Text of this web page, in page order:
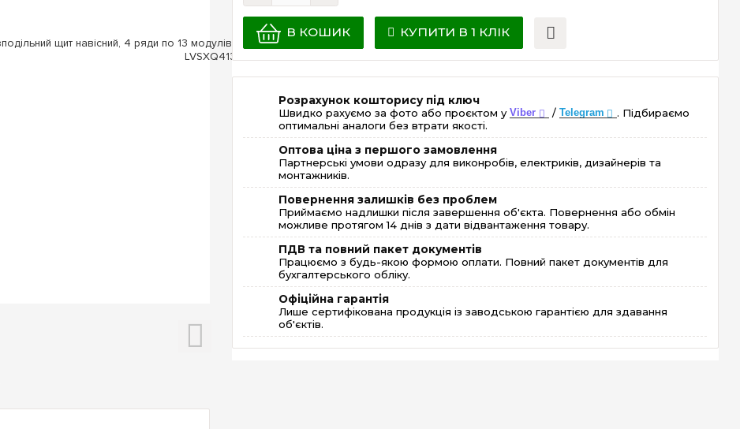
В КОШИК КУПИТИ В 1 КЛІК
Розрахунок кошторису під ключ
Швидко рахуємо за фото або проєктом уViber / Telegram
. Підбираємо
оптимальні аналоги без втрати якості.
Оптова ціна з першого замовлення
Партнерські умови одразу для виконробів, електриків, дизайнерів та
монтажників.
Повернення залишків без проблем
Приймаємо надлишки після завершення об'єкта. Повернення або обмін
можливе протягом 14 днів з дати відвантаження товару.
ПДВ та повний пакет документів
Працюємо з будь-якою формою оплати. Повний пакет документів для
бухгалтерського обліку.
Офіційна гарантія
Лише сертифікована продукція із заводською гарантією для здавання
об'єктів.